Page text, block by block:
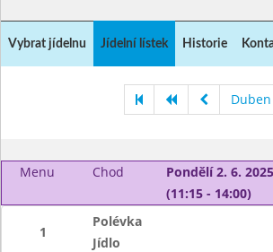
Vybrat jídelnu Jídelní lístek Historie
Menu Chod
Pondělí 2. 6. 2025
(11:15 - 14:00)
1
Polévka
Jídlo